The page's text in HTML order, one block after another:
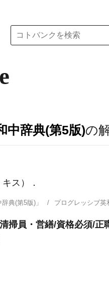
中辞典(第5版)の
ス） ．
典(第5版)」 プログレッシブ
掃員・営繕/資格必須/